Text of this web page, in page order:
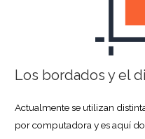
Los bordados y el
Actualmente se utilizan
por computadora y es aquí